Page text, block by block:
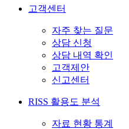
고객센터
자주 찾는 질문
상담 신청
상담 내역 확인
고객제안
신고센터
RISS 활용도 분석
자료 현황 통계